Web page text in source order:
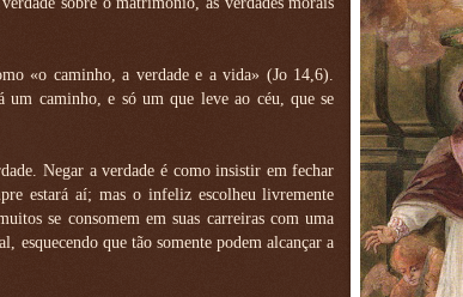
«o caminho, a verdade e a vida» (Jo 14,6).
um caminho, e só um que leve ao céu, que se
Negar a verdade é como insistir em fechar
estará aí; mas o infeliz escolheu livremente
se consomem em suas carreiras com uma
esquecendo que tão somente podem alcançar a